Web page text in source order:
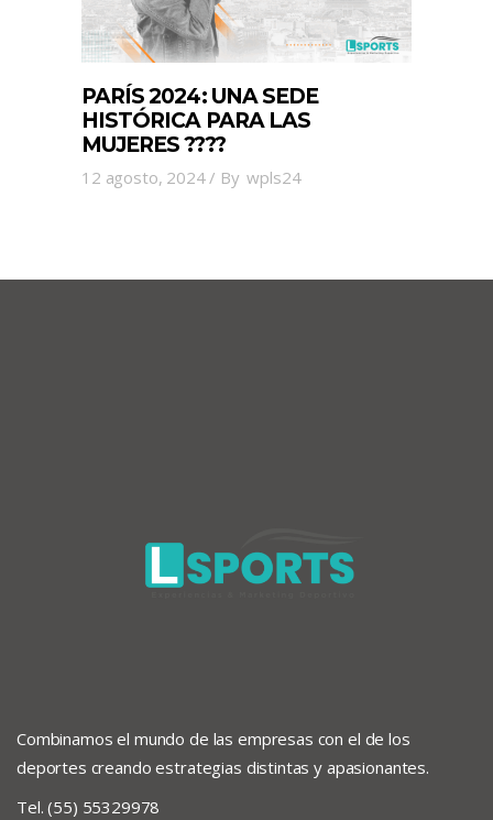
PARÍS 2024: UNA SEDE
HISTÓRICA PARA LAS
MUJERES ????
12 agosto, 2024 By wpls24
Combinamos el mundo de las empresas con el de los
deportes creando estrategias distintas y apasionantes.
Tel. (55) 55329978